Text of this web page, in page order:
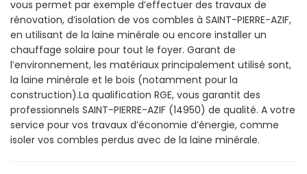
vous permet par exemple d’effectuer des travaux de
rénovation, d’isolation de vos combles à SAINT-PIERRE-AZIF,
en utilisant de la laine minérale ou encore installer un
chauffage solaire pour tout le foyer. Garant de
l’environnement, les matériaux principalement utilisé sont,
la laine minérale et le bois (notamment pour la
construction).La qualification RGE, vous garantit des
professionnels SAINT-PIERRE-AZIF (14950) de qualité. A votre
service pour vos travaux d’économie d’énergie, comme
isoler vos combles perdus avec de la laine minérale.